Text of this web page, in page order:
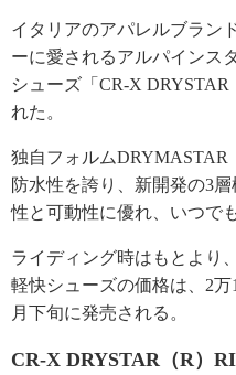
イタリアのアパレルブラン
ーに愛されるアルパインス
シューズ「CR-X
れた。
独自フォルムDRYMASTAR
防水性を誇り、新開発の3
性と可動性に優れ、いつで
ライディング時はもとより
軽快シューズの価格は、2万
月下旬に発売される。
CR-X DRYSTAR（R）